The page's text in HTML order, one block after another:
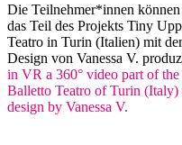
Die Teilnehmer*innen
das Teil des Projekts Tiny
Teatro in Turin (Italien) mit
Design von Vanessa V.
in VR a 360° video part of
Balletto Teatro of Turin
design by Vanessa V.